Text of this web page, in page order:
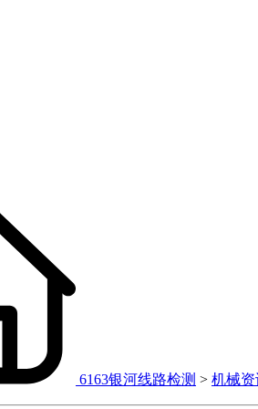
6163银河线路检测 > 机械资